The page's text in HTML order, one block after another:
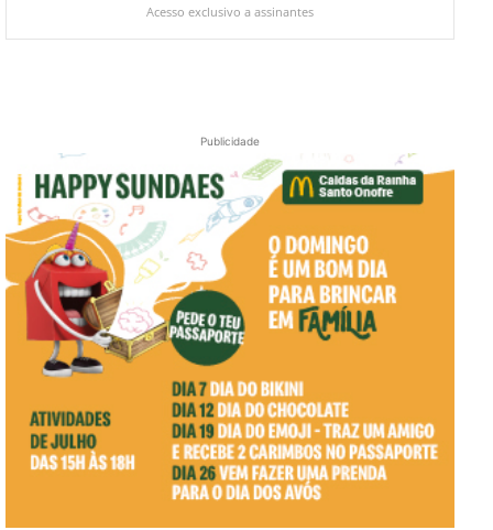
Acesso exclusivo a assinantes
Publicidade